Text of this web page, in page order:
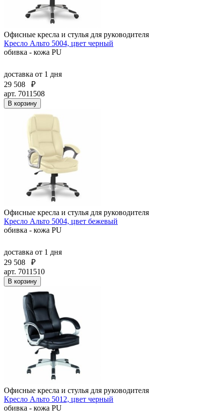
Офисные кресла и стулья для руководителя
Кресло Альто 5004, цвет черный
обивка - кожа PU
доставка от 1 дня
29 508
₽
арт. 7011508
В корзину
Офисные кресла и стулья для руководителя
Кресло Альто 5004, цвет бежевый
обивка - кожа PU
доставка от 1 дня
29 508
₽
арт. 7011510
В корзину
Офисные кресла и стулья для руководителя
Кресло Альто 5012, цвет черный
обивка - кожа PU